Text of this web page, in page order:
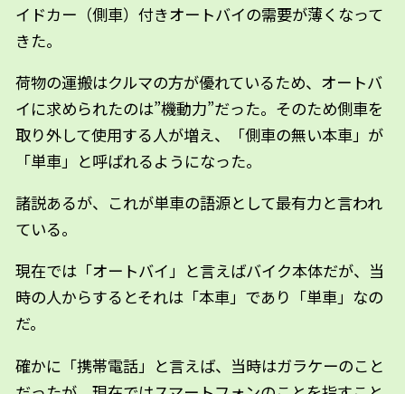
イドカー（側車）付きオートバイの需要が薄くなって
きた。
荷物の運搬はクルマの方が優れているため、オートバ
イに求められたのは”機動力”だった。そのため側車を
取り外して使用する人が増え、「側車の無い本車」が
「単車」と呼ばれるようになった。
諸説あるが、これが単車の語源として最有力と言われ
ている。
現在では「オートバイ」と言えばバイク本体だが、当
時の人からするとそれは「本車」であり「単車」なの
だ。
確かに「携帯電話」と言えば、当時はガラケーのこと